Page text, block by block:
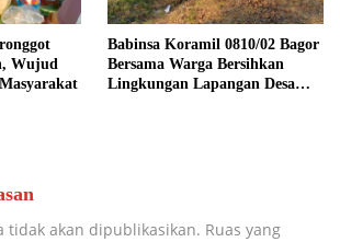
Wujud
Babinsa Koramil 0810/02 Bagor
Bersama Warga Bersihkan
Lingkungan Lapangan Desa
tidak akan dipublikasikan. Ruas yang